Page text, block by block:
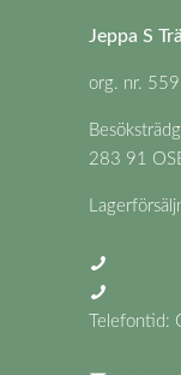
Jeppa S
org. nr.
283 91